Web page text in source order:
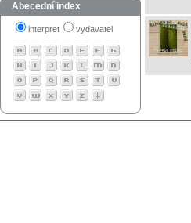
Abecední index
interpret vydavatel